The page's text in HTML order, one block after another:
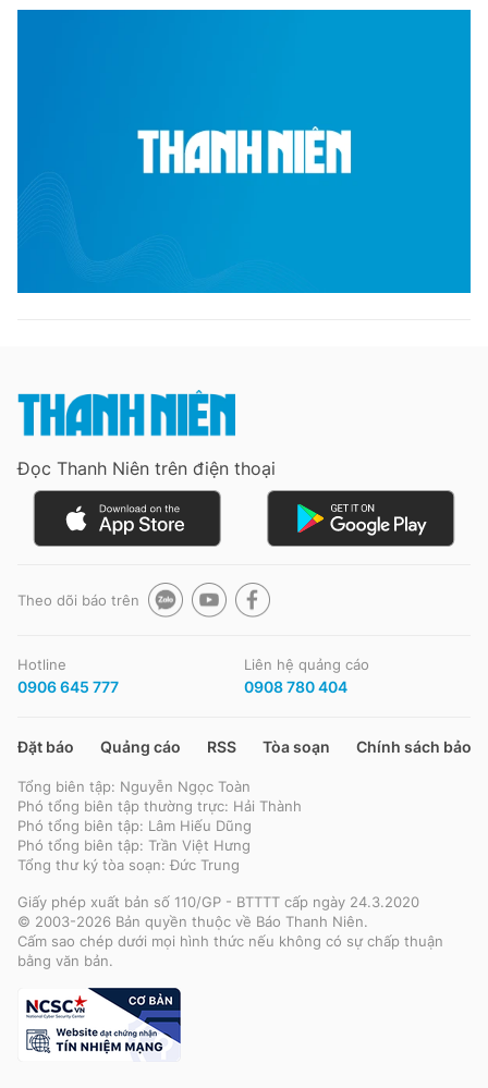
Đọc Thanh Niên trên điện thoại
Theo dõi báo trên
Hotline
0906 645 777
Liên hệ quảng cáo
0908 780 404
Đặt báo Quảng cáo RSS Tòa soạn Chính sách bảo
Tổng biên tập: Nguyễn Ngọc Toàn
Phó tổng biên tập thường trực: Hải Thành
Phó tổng biên tập: Lâm Hiếu Dũng
Phó tổng biên tập: Trần Việt Hưng
Tổng thư ký tòa soạn: Đức Trung
Giấy phép xuất bản số 110/GP - BTTTT cấp ngày 24.3.2020
© 2003-2026 Bản quyền thuộc về Báo Thanh Niên.
Cấm sao chép dưới mọi hình thức nếu không có sự chấp thuận
bằng văn bản.